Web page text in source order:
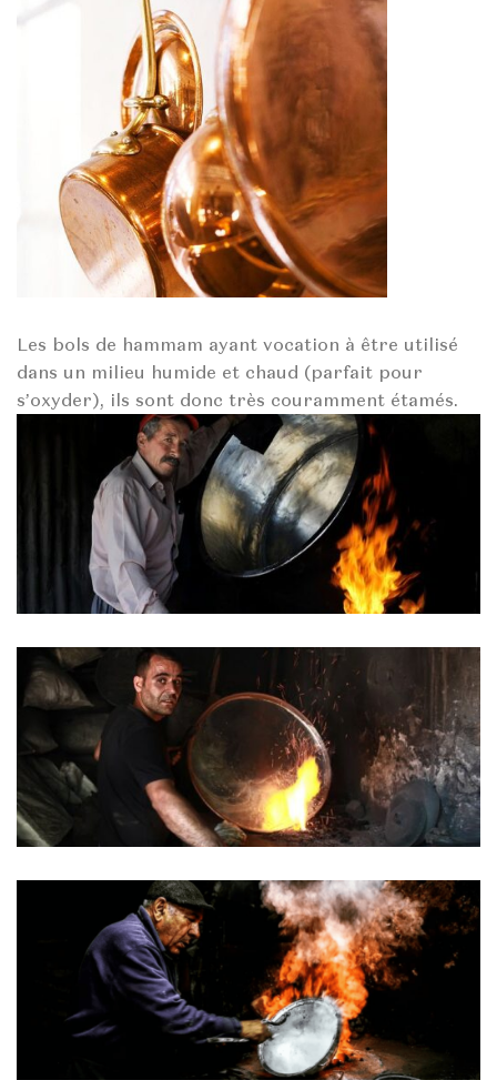
Les bols de hammam ayant vocation à être utilisé
dans un milieu humide et chaud (parfait pour
s’oxyder), ils sont donc très couramment étamés.